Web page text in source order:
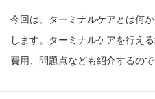
今回は、ターミナルケアとは何
します。ターミナルケアを行え
費用、問題点なども紹介するの